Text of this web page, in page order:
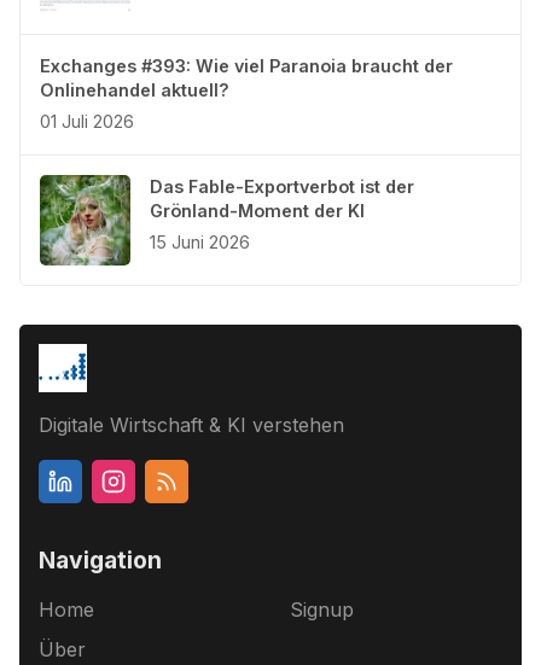
Exchanges #393: Wie viel Paranoia braucht der
Onlinehandel aktuell?
01 Juli 2026
Das Fable-Exportverbot ist der
Grönland-Moment der KI
15 Juni 2026
Digitale Wirtschaft & KI verstehen
Navigation
Home
Über
Signup